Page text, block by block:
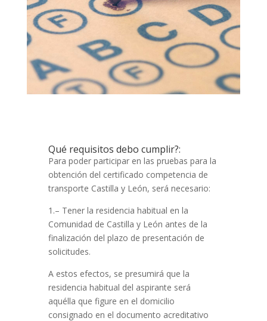
Qué requisitos debo cumplir?:
Para poder participar en las pruebas para la
obtención del certificado competencia de
transporte Castilla y León, será necesario:
1.– Tener la residencia habitual en la
Comunidad de Castilla y León antes de la
finalización del plazo de presentación de
solicitudes.
A estos efectos, se presumirá que la
residencia habitual del aspirante será
aquélla que figure en el domicilio
consignado en el documento acreditativo